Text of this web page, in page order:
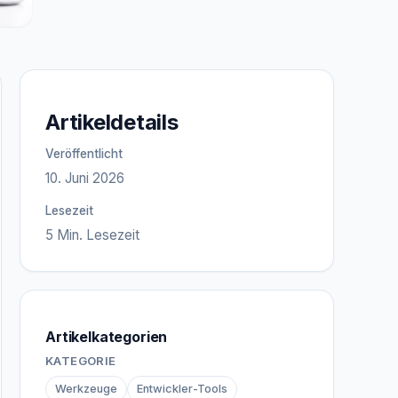
Artikeldetails
Veröffentlicht
10. Juni 2026
Lesezeit
5 Min. Lesezeit
Artikelkategorien
KATEGORIE
Werkzeuge Entwickler-Tools